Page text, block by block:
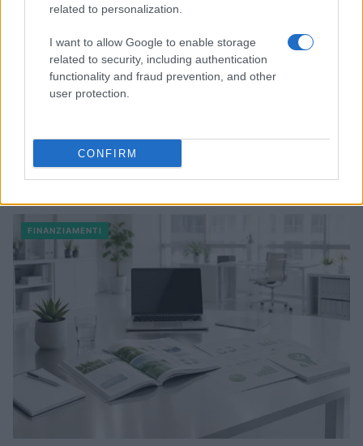
related to personalization.
I want to allow Google to enable storage
related to security, including authentication
functionality and fraud prevention, and other
user protection.
CONFIRM
Continua a leggere
FINANZIAMENTI